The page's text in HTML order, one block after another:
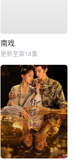
南戏
更新至第14集